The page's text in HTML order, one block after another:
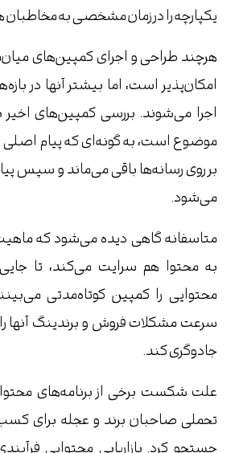
یکپارچه را در زمان مشخصی به
هرچند طراحی و اجرای کمپین‌های
امکان‌پذیر است، اما بیشتر آنها در
اجرا می‌شوند. بررسی کمپین‌های اخیر
موضوع است، به گونه‌ای که پیام اصلی
بر روی رسانه‌ها باقی می‌ماند و سپس
می‌شود.
متاسفانه گاهی دیده می‌شود که
به محتوا هم سرایت می‌کند، تا جایی
محتوایی را کمپین‌ کوتاه‌مدتی
سرعت مشکلات فروش و برندینگ آنها
جادوگری کند.
علت شکست برخی از برنامه‌های
تحملی صاحبان برند و عجله برای